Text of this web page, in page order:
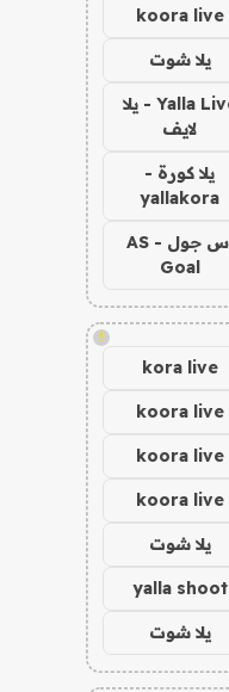
koora live
يلا شوت
Yalla Live - يلا
لايف
يلا كورة -
yallakora
اس جول - AS
Goal
!
kora live
koora live
koora live
koora live
يلا شوت
yalla shoot
يلا شوت